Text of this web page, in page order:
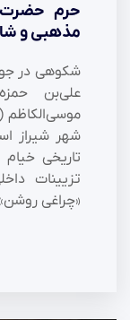
حرم حضرت
مذهبی و
شکوهی در
علی‌بن
موسی‌الکاظم
شهر شیراز
تاریخی
تزیینات
«چراغی